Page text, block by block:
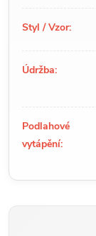
Styl / Vzor:
Údržba:
Podlahové
vytápění: